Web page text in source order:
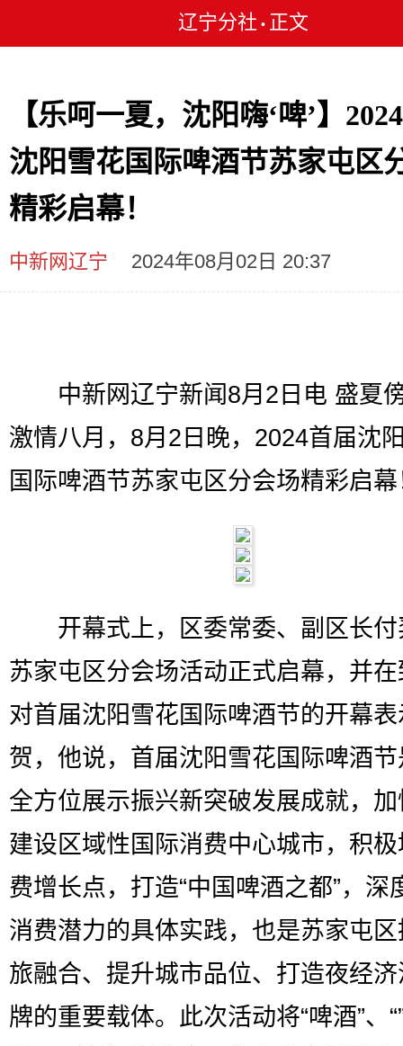
辽宁分社 • 正文
【乐呵一夏，沈阳嗨‘啤’】
沈阳雪花国际啤酒节苏家屯区
精彩启幕！
中新网辽宁 2024年08月02日 20:37
中新网辽宁新闻8月2日电 盛夏
激情八月，8月2日晚，2024首届沈
国际啤酒节苏家屯区分会场精彩启幕
开幕式上，区委常委、副区长付
苏家屯区分会场活动正式启幕，并
对首届沈阳雪花国际啤酒节的开幕
贺，他说，首届沈阳雪花国际啤酒
全方位展示振兴新突破发展成就，
建设区域性国际消费中心城市，积
费增长点，打造“中国啤酒之都”，深
消费潜力的具体实践，也是苏家屯
旅融合、提升城市品位、打造夜经
牌的重要载体。此次活动将“啤酒”、